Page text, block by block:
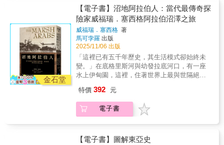
又再度復活。 隨著清帝國統治圈的擴大，
在不同世界採取不同統治方針的統治手段，也
逐漸受到挑戰，特別當清朝所建構的新華夷秩
序在十九世紀末面臨自西方的挑戰時，整個東
亞都受到強烈的衝擊。在西方各國相繼前來，
並展現出它們的船堅炮利下，由西方傳入，以
「民族」為基礎的概念，遂強烈地衝擊著仰賴
多元建構的清朝。為了在西方的壓力下尋求因
應之道，清朝捨棄原本的多元體制，轉而建構
一元體制。然而，放棄多元統治的結果，反而
讓通過此種制度而得以共存的各個族群，產生
離心力，最終在帝國衰亡的過程中，紛紛尋求
自主。 本書詳細敘述清朝的興亡並深入分
國？清朝是如何將自身作為「蠻夷」的身分，
間，日本政府受軍國主義者把持，面對如此局
勢，本持全然相左意見的知識分子，會如何接
受並回應國家的種種激進作為？這批知識分子
的決定是：撤回過往一切激進主張，轉而支持
天皇制。時人稱之為知識分子的「轉
向」。 此番極端的例子，不僅代表日本人
在戰時的思想轉變，也代表日本自明治維新以
來所傳入的現代思潮，盡皆沉淪於軍國主義的
鶴見俊輔追索「鎖國」、「國體」、「大亞細
思想弱點，並藉此省思日本自此踏上軍國主義
道路的歷史。 隨後在《戰後日本大眾文化
史1945-1980》中，鶴見俊輔描繪了日本戰敗、
受美國實質占領的時期。這對日本人而言，可
月至一九八○年四月，在加拿大蒙特婁麥基爾大
學的講課紀錄，後整理成書出版，至今仍是長
銷不墜的思想史佳作。 一九九九年，作家
大江健三郎出版《空翻》一書，描述日本兩位
重要的宗教領袖，一夕之間推翻了自己所傳布
的所有信仰。而當此宣言一出，信眾一陣譁
然，如同原地翻筋斗，故稱之為「空翻」。一
個人的想法何以會產生一百八十度的改變呢？
又或者說，人在什麼樣的情況下，會出現一百
八十度、令人匪夷所思的「轉向」呢？「轉
取了一九三一年中日戰爭爆發，直至一九四五
年日本戰敗這十四年間日本知識分子在精神
（思想）上的「轉向」，作為認識近代日本深
間，日本政府受軍國主義者把持，面對如此局
金石堂
【電子書】沼地阿拉伯人：當代最傳奇探
險家威福瑞．塞西格阿拉伯沼澤之旅
威福瑞．塞西格 著
馬可孛羅 出版
2025/11/06 出版
「這裡已有五千年歷史，其生活模式卻始終未
變。」在底格里斯河與幼發拉底河口，有一座
水上伊甸園，這裡，住著世界上最與世隔絕的
景始終在我腦海縈繞：火光照在側臉上、雁群
大鳴大放、鴨子爭先恐後地搶食、男孩在黑暗
中唱著歌、划舟緩緩划下水道、夕陽在蘆葦燃
格 除了一九五七年外，從一年九五一年底
特價 392 元
電子書
【電子書】圖解東亞史